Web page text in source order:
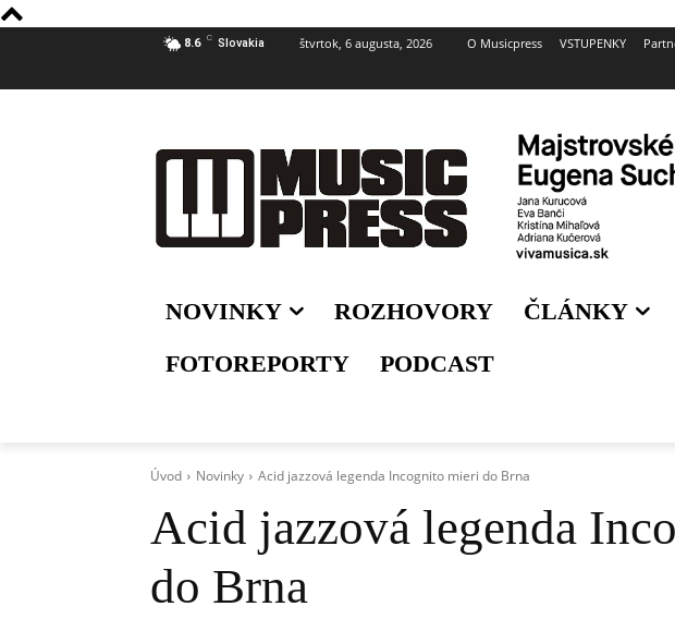
8.6 C Slovakia štvrtok, 6 augusta, 2026 O Musicpress VSTUPENKY
NOVINKY ROZHOVORY ČLÁNKY
FOTOREPORTY
PODCAST
Úvod Novinky Acid jazzová legenda Incognito mieri do Brna
Acid jazzová legenda
do Brna